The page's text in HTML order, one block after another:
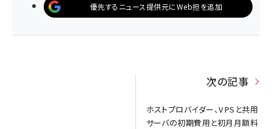
優先するニュース提供元にWeb担を追加
次の記事
ホストプロバイダー、VPSと共用
サーバの初期費用と初月月額料